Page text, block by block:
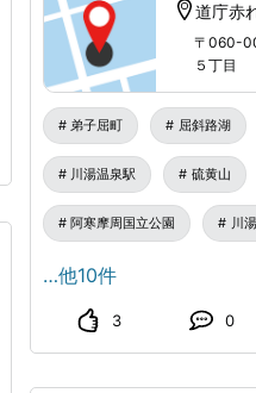
れんが庁舎） 赤れんがガ
STV 札幌テレビ放送株式
構 【後援】北海道、札幌
力】株式会社STVラジオ
道庁赤
〒060-
５丁目
弟子屈町 屈斜路湖
川湯温泉駅 硫黄山
阿寒摩周国立公園 川
…他10件
3 0